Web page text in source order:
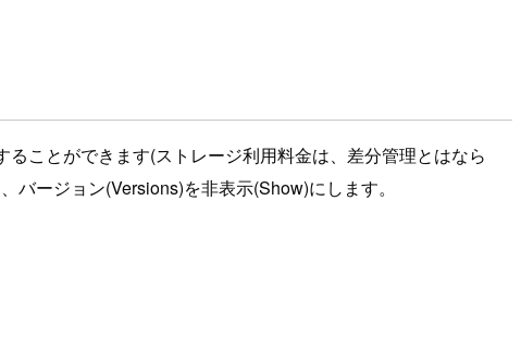
ことができます(ストレージ利用料金は、差分管理とはなら
ージョン(Versions)を非表示(Show)にします。